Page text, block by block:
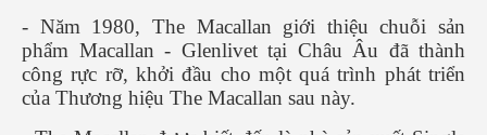
- Năm 1980, The Macallan giới thiệu chuỗi sản
phẩm Macallan - Glenlivet tại Châu Âu đã thành
công rực rỡ, khởi đầu cho một quá trình phát triển
của Thương hiệu The Macallan sau này.